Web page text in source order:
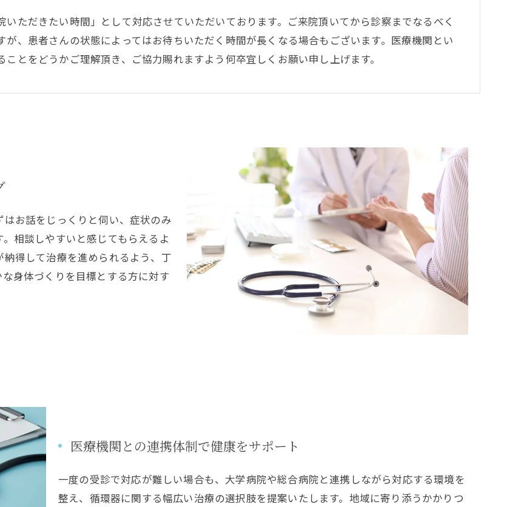
ただきたい時間」として対応させていただいております。ご来院頂いてから診察までなるべく
、患者さんの状態によってはお待ちいただく時間が長くなる場合もございます。医療機関とい
とをどうかご理解頂き、ご協力賜れますよう何卒宜しくお願い申し上げます。
お話をじっくりと伺い、症状のみ
相談しやすいと感じてもらえるよ
得して治療を進められるよう、丁
身体づくりを目標とする方に対す
医療機関との連携体制で健康をサポート
一度の受診で対応が難しい場合も、大学病院や総合病院と連携しながら対応する環境を
整え、循環器に関する幅広い治療の選択肢を提案いたします。地域に寄り添うかかりつ